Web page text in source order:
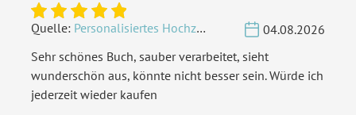
Quelle: Personalisiertes Hochzeit Gästebuch A4 - Herzbaum
04.08.2026
Sehr schönes Buch, sauber verarbeitet, sieht
wunderschön aus, könnte nicht besser sein. Würde ich
jederzeit wieder kaufen